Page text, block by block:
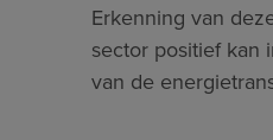
Erkenning van
sector positief kan
van de